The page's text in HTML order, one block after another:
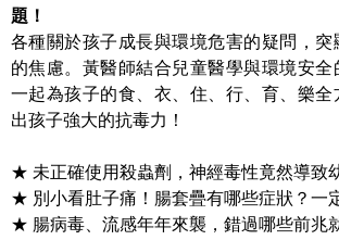
題！
各種關於孩子成長與環境危害的疑問，突
的焦慮。黃醫師結合兒童醫學與環境安
一起為孩子的食、衣、住、行、育、樂全
出孩子強大的抗毒力！
★ 未正確使用殺蟲劑，神經毒性竟然導致
★ 別小看肚子痛！腸套疊有哪些症狀？一
★ 腸病毒、流感年年來襲，錯過哪些前兆